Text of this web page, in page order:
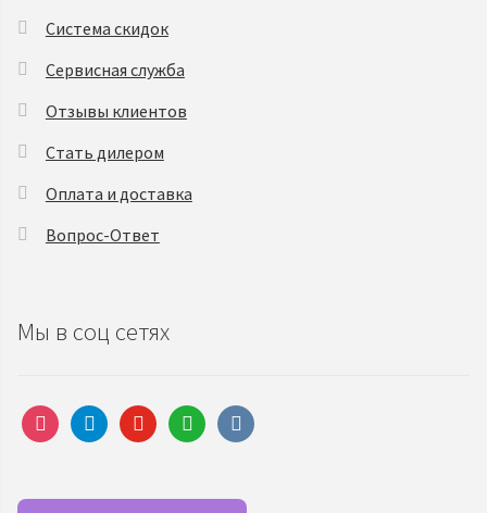
Система скидок
Сервисная служба
Отзывы клиентов
Стать дилером
Оплата и доставка
Вопрос-Ответ
Мы в соц сетях
instagramtelegramyoutubewhatsappvkontakte